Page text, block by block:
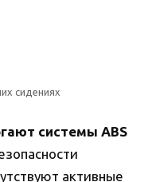
сидениях
системы ABS
активные